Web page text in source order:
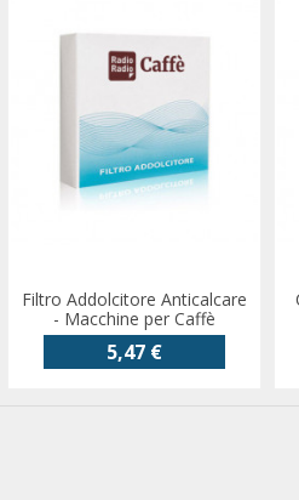
Filtro Addolcitore Anticalcare
- Macchine per Caffè
5,47 €